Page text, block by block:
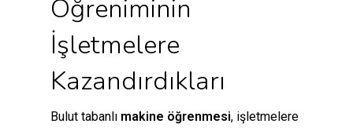
Öğreniminin
İşletmelere
Kazandırdıkları
Bulut tabanlı makine öğrenmesi, işletmelere